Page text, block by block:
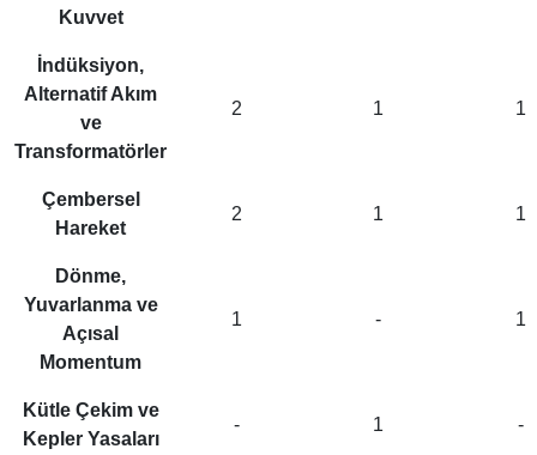
Kuvvet
İndüksiyon,
Alternatif Akım
ve
Transformatörler
2 1 1
Çembersel
Hareket
2 1 1
Dönme,
Yuvarlanma ve
Açısal
Momentum
1 - 1
Kütle Çekim ve
Kepler Yasaları
- 1 -